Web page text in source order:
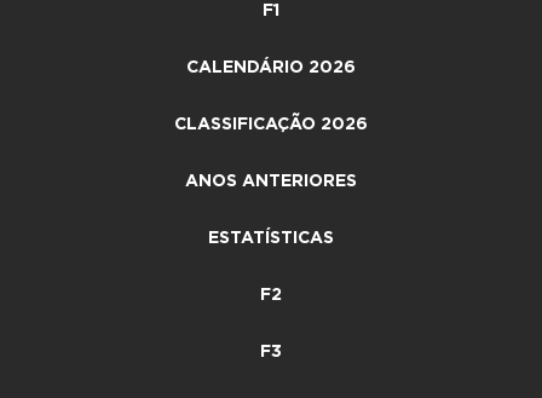
F1
CALENDÁRIO 2026
CLASSIFICAÇÃO 2026
ANOS ANTERIORES
ESTATÍSTICAS
F2
F3